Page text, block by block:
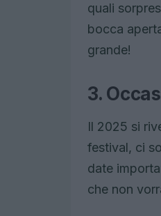
quali
bocca
grande!
3.
Il 2025 si
festival, ci
date
che non